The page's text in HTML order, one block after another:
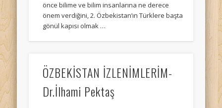
önce bilime ve bilim insanlarına ne derece
önem verdiğini, 2. Özbekistan’ın Türklere başta
gönül kapısı olmak …
ÖZBEKİSTAN İZLENİMLERİM-
Dr.İlhami Pektaş